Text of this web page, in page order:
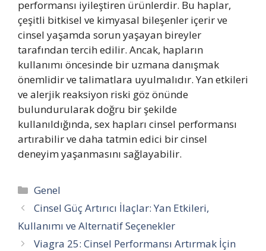
performansı iyileştiren ürünlerdir. Bu haplar,
çeşitli bitkisel ve kimyasal bileşenler içerir ve
cinsel yaşamda sorun yaşayan bireyler
tarafından tercih edilir. Ancak, hapların
kullanımı öncesinde bir uzmana danışmak
önemlidir ve talimatlara uyulmalıdır. Yan etkileri
ve alerjik reaksiyon riski göz önünde
bulundurularak doğru bir şekilde
kullanıldığında, sex hapları cinsel performansı
artırabilir ve daha tatmin edici bir cinsel
deneyim yaşanmasını sağlayabilir.
Kategoriler
Genel
Cinsel Güç Artırıcı İlaçlar: Yan Etkileri,
Kullanımı ve Alternatif Seçenekler
Viagra 25: Cinsel Performansı Artırmak İçin